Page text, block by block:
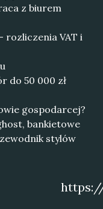
z biurem
rozliczenia VAT i
do 50 000 zł
gospodarcej?
bankietowe
stylów